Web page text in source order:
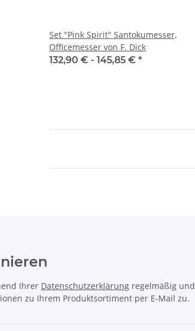
Set "Pink Spirit" Santokumesser,
Officemesser von F. Dick
132,90 € - 145,85 € *
Ihrer Datenschutzerklärung regelmäßig und
zu Ihrem Produktsortiment per E-Mail zu.